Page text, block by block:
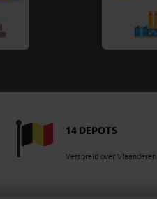
14 DEPOTS
Verspreid over Vlaanderen